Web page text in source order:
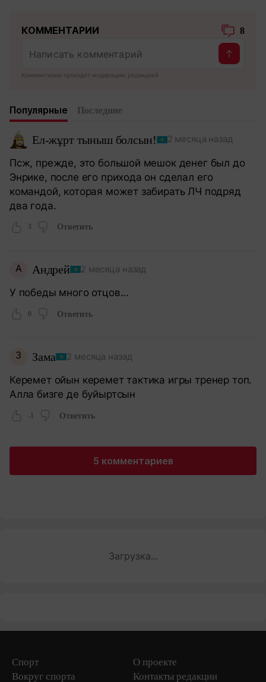
КОММЕНТАРИИ 8
Комментарии проходят модерацию редакцией
Популярные Последние
Ел-жұрт тыныш болсын! 2 месяца назад
Псж, прежде, это большой мешок денег был до
Энрике, после его прихода он сделал его
командой, которая может забирать ЛЧ подряд
два года.
3 Ответить
А Андрей 2 месяца назад
У победы много отцов...
Ответить
З Зама 2 месяца назад
Керемет ойын керемет тактика игры тренер топ.
Алла бизге де буйыртсын
-1 Ответить
5 комментариев
Загрузка...
Спорт
Вокруг спорта
О проекте
Контакты редакции